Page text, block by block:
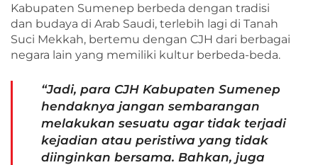
Kabupaten Sumenep berbeda dengan tradisi
dan budaya di Arab Saudi, terlebih lagi di Tanah
Suci Mekkah, bertemu dengan CJH dari berbagai
negara lain yang memiliki kultur berbeda-beda.
“Jadi, para CJH Kabupaten Sumenep
hendaknya jangan sembarangan
melakukan sesuatu agar tidak terjadi
kejadian atau peristiwa yang tidak
diinginkan bersama. Bahkan, juga